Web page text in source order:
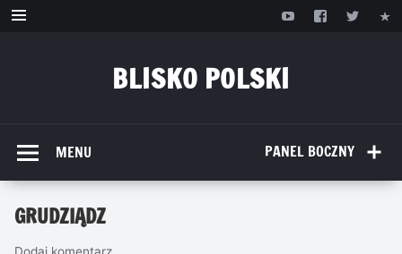
Przejdź
BLISKO POLSKI
PANEL BOCZNY
MENU
GRUDZIĄDZ
Dodaj komentarz